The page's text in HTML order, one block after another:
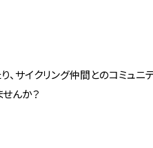
サイクリング仲間とのコミュニ
んか？